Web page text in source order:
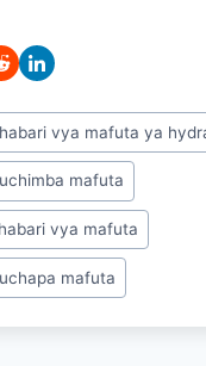
vya mafuta ya
mafuta
vya mafuta
mafuta